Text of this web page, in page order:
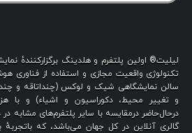
لیلیت® اولین پلتفرم و هلدینگ برگزارکنندهٔ
تکنولوژی واقعیت مجازی و استفاده از فناوری
سالن نمایشگاهی شیک و لوکس (چنداتاقه و
و تغییر محیط، دکوراسیون و اشیاء) و با
درحال‌حاضر درمقایسه با سایر پلتفرم‌های مشابه در